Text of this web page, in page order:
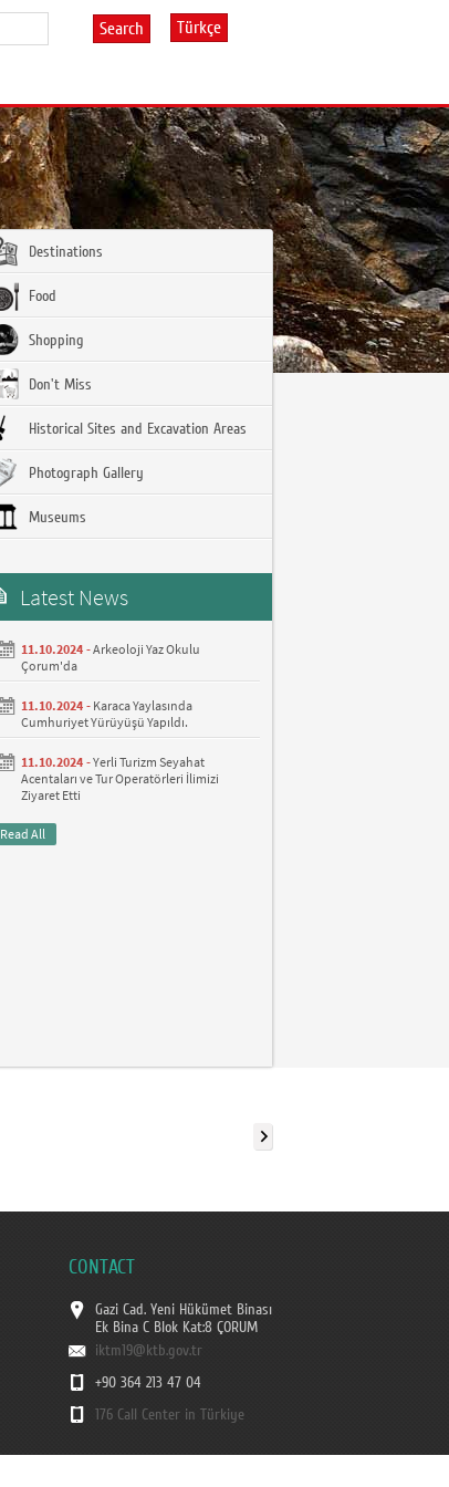
Search Türkçe
Destinations
Food
Shopping
Don't Miss
Historical Sites and Excavation Areas
Photograph Gallery
Museums
Latest News
11.10.2024 -Arkeoloji Yaz Okulu
Çorum'da
11.10.2024 - Karaca Yaylasında
Cumhuriyet Yürüyüşü Yapıldı.
11.10.2024 -Yerli Turizm Seyahat
Acentaları ve Tur Operatörleri İlimizi
Ziyaret Etti
Read All
CONTACT
Gazi Cad. Yeni Hükümet Binası
Ek Bina C Blok Kat:8 ÇORUM
iktm19@ktb.gov.tr
+90 364 213 47 04
176 Call Center in Türkiye